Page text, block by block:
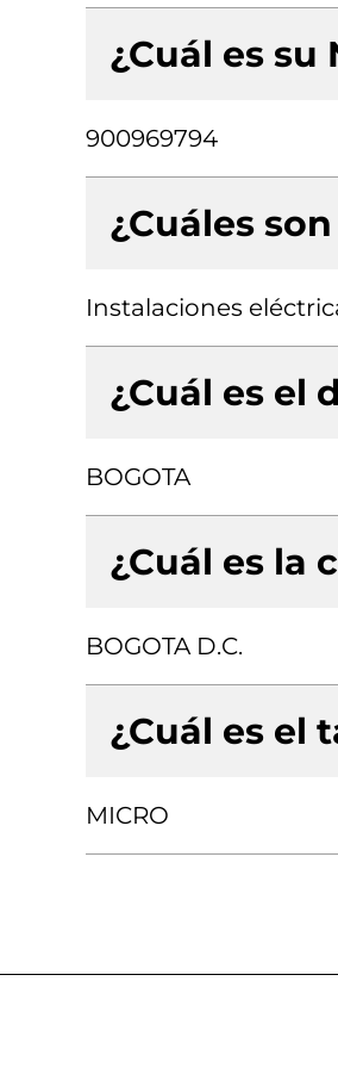
¿Cuál es su
900969794
¿Cuáles
Instalaciones
¿Cuál es el
BOGOTA
¿Cuál es la
BOGOTA D.C.
¿Cuál es el
MICRO